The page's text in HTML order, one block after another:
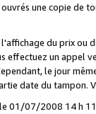
une copie de
du prix
effectuez un appel
le jour
date du tampon.
01/07/2008 14 h